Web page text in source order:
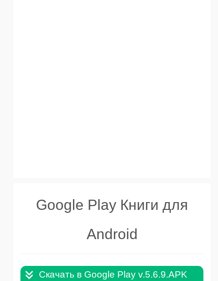
Google Play Книги для
Android
Скачать в Google Play v.5.6.9.APK